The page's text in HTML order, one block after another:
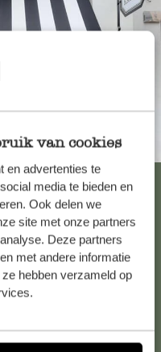
van cookies
en advertenties te
media te bieden en
Ook delen we
site met onze partners
Deze partners
met andere informatie
hebben verzameld op
conseil ou d’aide,
fréquemment posées.